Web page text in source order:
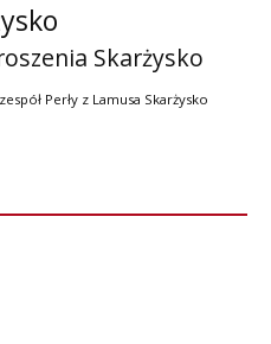
Skarżysko
zespół Perły z Lamusa Skarżysko